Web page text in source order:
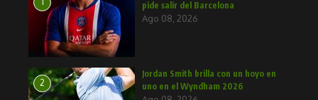
pide salir del Barcelona
Ago 08, 2026
2
Jordan Smith brilla con un hoyo en
uno en el Wyndham 2026